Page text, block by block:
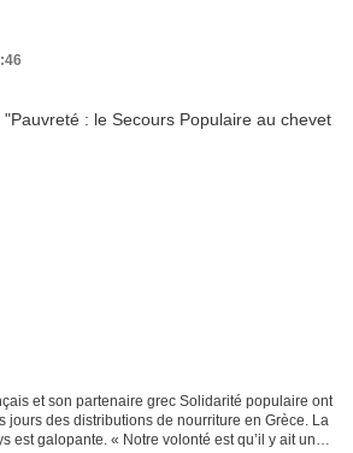
et son partenaire grec Solidarité populaire ont
jours des distributions de nourriture en Grèce. La
est galopante. « Notre volonté est qu’il y ait un